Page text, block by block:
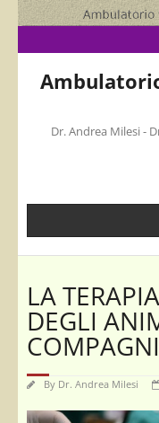
Skip
to
Dr. Andrea Milesi -
LA
DEGLI
By Dr. Andrea Milesi